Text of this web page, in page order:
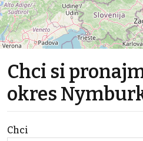
Chci si
okres
Chci